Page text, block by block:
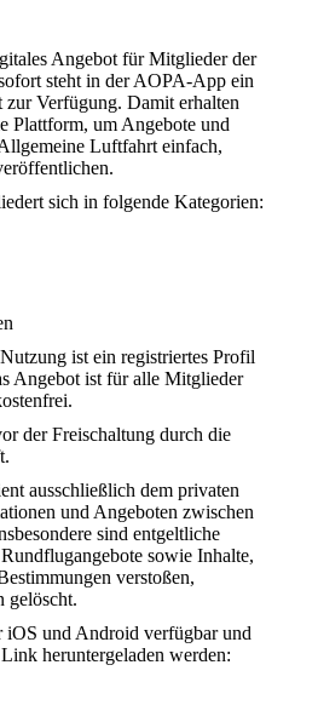
Angebot für Mitglieder der
steht in der AOPA-App ein
zur Verfügung. Damit erhalten
Plattform, um Angebote und
Luftfahrt einfach,
sich in folgende Kategorien:
ist ein registriertes Profil
Angebot ist für alle Mitglieder
der Freischaltung durch die
ausschließlich dem privaten
und Angeboten zwischen
sind entgeltliche
sowie Inhalte,
verstoßen,
gelöscht.
und Android verfügbar und
heruntergeladen werden: